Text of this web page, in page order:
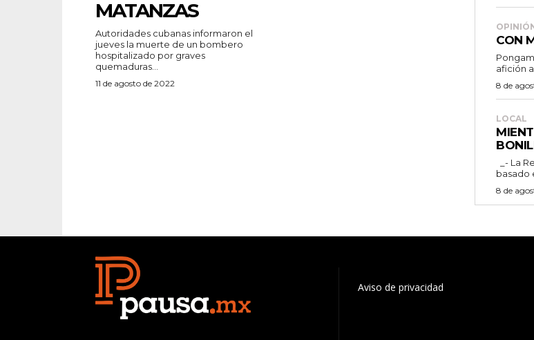
MATANZAS
Autoridades cubanas informaron el
jueves la muerte de un bombero
hospitalizado por graves
quemaduras...
11 de agosto de 2022
CON
afición
8 de
LOCAL
basado
8 de
Aviso de privacidad